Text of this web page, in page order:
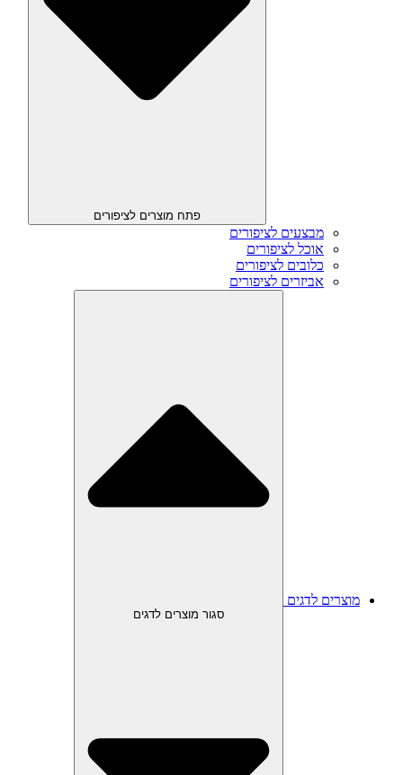
פתח מוצרים לציפורים
מבצעים לציפורים
אוכל לציפורים
כלובים לציפורים
אביזרים לציפורים
מוצרים לדגים
סגור מוצרים לדגים